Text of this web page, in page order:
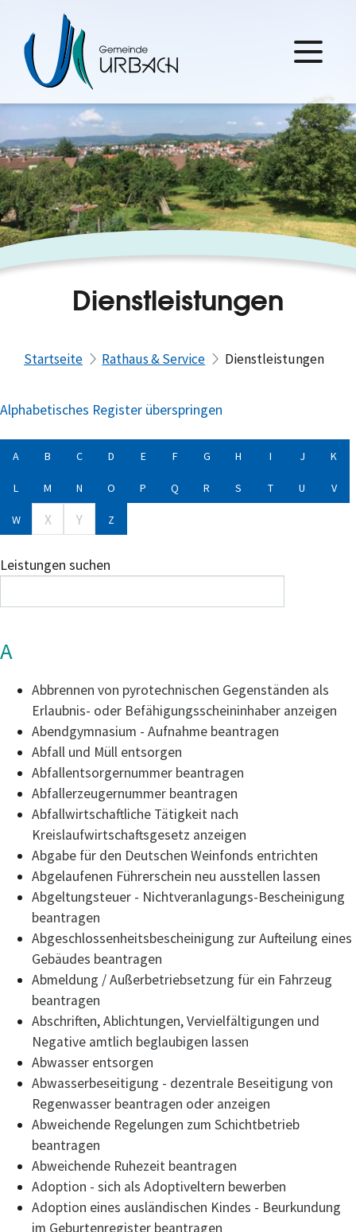
Dienstleistungen
Startseite Rathaus & Service Dienstleistungen
Alphabetisches Register überspringen
A B C D E F G H I J K
L M N O P Q R S T U V
W X Y Z
Leistungen suchen
A
Abbrennen von pyrotechnischen Gegenständen als
Erlaubnis- oder Befähigungsscheininhaber anzeigen
Abendgymnasium - Aufnahme beantragen
Abfall und Müll entsorgen
Abfallentsorgernummer beantragen
Abfallerzeugernummer beantragen
Abfallwirtschaftliche Tätigkeit nach
Kreislaufwirtschaftsgesetz anzeigen
Abgabe für den Deutschen Weinfonds entrichten
Abgelaufenen Führerschein neu ausstellen lassen
Abgeltungsteuer - Nichtveranlagungs-Bescheinigung
beantragen
Abgeschlossenheitsbescheinigung zur Aufteilung eines
Gebäudes beantragen
Abmeldung / Außerbetriebsetzung für ein Fahrzeug
beantragen
Abschriften, Ablichtungen, Vervielfältigungen und
Negative amtlich beglaubigen lassen
Abwasser entsorgen
Abwasserbeseitigung - dezentrale Beseitigung von
Regenwasser beantragen oder anzeigen
Abweichende Regelungen zum Schichtbetrieb
beantragen
Abweichende Ruhezeit beantragen
Adoption - sich als Adoptiveltern bewerben
Adoption eines ausländischen Kindes - Beurkundung
im Geburtenregister beantragen